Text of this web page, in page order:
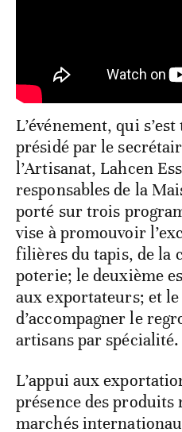
L’événement, qui
présidé par le
l’Artisanat, Lahcen
responsables de la
porté sur trois
vise à promouvoir
filières du tapis, de la
poterie; le deuxième
aux exportateurs; et
d’accompagner le
artisans par spécialité.
L’appui aux
présence des produits
marchés